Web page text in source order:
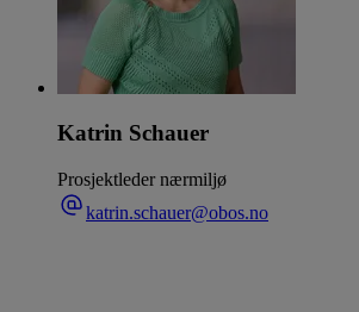
Katrin Schauer
Prosjektleder nærmiljø
katrin.schauer@obos.no